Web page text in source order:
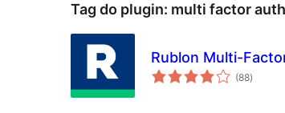
Tag do plugin: multi factor
Rublon Multi-
(88total
de
)